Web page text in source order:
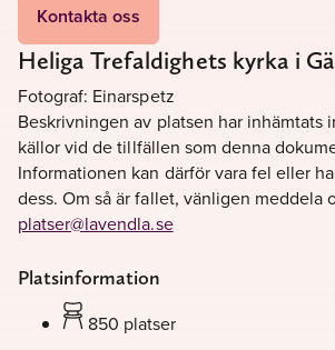
Kontakta oss
Heliga Trefaldighets kyrka i
Fotograf: Einarspetz
Beskrivningen av platsen har inhämtats
källor vid de tillfällen som denna
Informationen kan därför vara fel eller
dess. Om så är fallet, vänligen meddela
platser@lavendla.se
Platsinformation
850 platser